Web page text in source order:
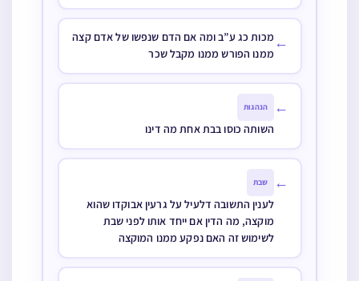
← מכות כג ע”ב ומה אם הדם שנפשו של אדם קצה
ממנו הפורש ממנו מקבל שכר
← הנהגות
השותה כוסו בבת אחת מה דינו
← שבת
לענין התשובה דלעיל על גרעין אבוקדו שהוא
מוקצה, מה הדין אם ייחד אותו לפני שבת
לשימוש זה האם נפקע ממנו המוקצה